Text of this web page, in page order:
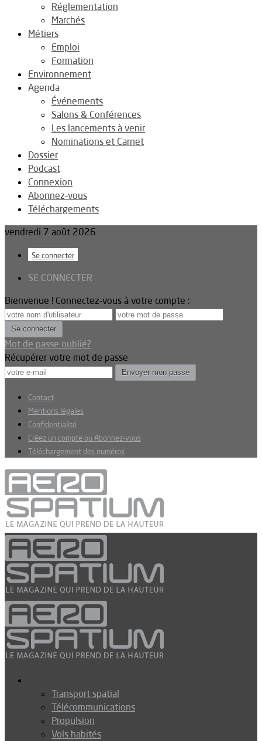
Réglementation
Marchés
Métiers
Emploi
Formation
Environnement
Agenda
Événements
Salons & Conférences
Les lancements à venir
Nominations et Carnet
Dossier
Podcast
Connexion
Abonnez-vous
Téléchargements
vendredi 7 août 2026
Se connecter
SE CONNECTER
Bienvenue ! Connectez-vous à votre compte :
Mot de passe oublié?
Récupérer votre mot de passe
Contact
Mentions légales
Confidentialité
Créez un compte ou Abonnez-vous
Téléchargement des numéros
Transport spatial
Télécommunications
Propulsion
Vols habités